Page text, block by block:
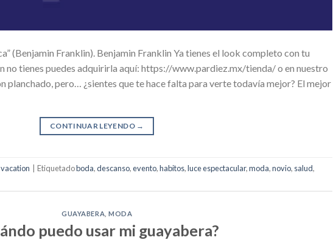
(Benjamin Franklin). Benjamin Franklin Ya tienes el look completo con tu
no tienes puedes adquirirla aquí: https://www.pardiez.mx/tienda/ o en nuestro
planchado, pero… ¿sientes que te hace falta para verte todavía mejor? El mejor
CONTINUAR LEYENDO →
vacation Etiquetadoboda,descanso,evento,habitos,luce espectacular,moda,novio, salud,
GUAYABERA ,MODA
puedo usar mi guayabera?